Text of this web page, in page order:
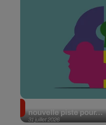
31 juillet 2026
nouvelle piste pour...